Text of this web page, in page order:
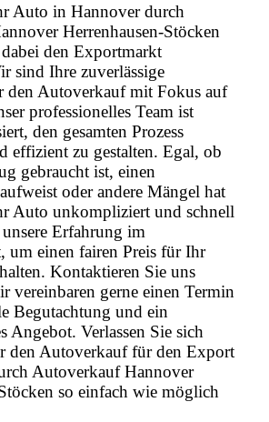
Auto in Hannover durch
Herrenhausen-Stöcken
den Exportmarkt
sind Ihre zuverlässige
den Autoverkauf mit Fokus auf
professionelles Team ist
den gesamten Prozess
effizient zu gestalten. Egal, ob
gebraucht ist, einen
oder andere Mängel hat
Auto unkompliziert und schnell
Erfahrung im
um einen fairen Preis für Ihr
Kontaktieren Sie uns
vereinbaren gerne einen Termin
Begutachtung und ein
Angebot. Verlassen Sie sich
den Autoverkauf für den Export
Autoverkauf Hannover
so einfach wie möglich